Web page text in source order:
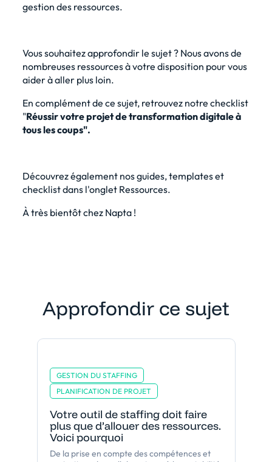
gestion des ressources.
Vous souhaitez approfondir le sujet ? Nous avons de
nombreuses ressources à votre disposition pour vous
aider à aller plus loin.
En complément de ce sujet, retrouvez notre checklist
"Réussir votre projet de transformation digitale à
tous les coups".
Découvrez également nos guides, templates et
checklist dans l'onglet Ressources.
À très bientôt chez Napta !
Approfondir ce sujet
GESTION DU STAFFING
PLANIFICATION DE PROJET
Votre outil de staffing doit faire
plus que d’allouer des ressources.
Voici pourquoi
De la prise en compte des compétences et